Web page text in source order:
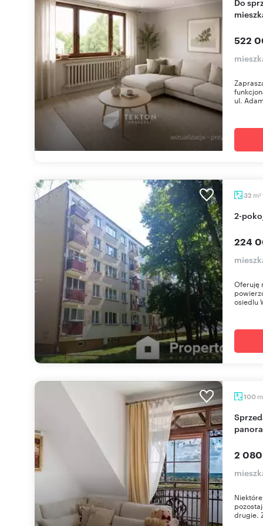
522
ul.
32 m2
2-
224
Oferuję
osiedlu
100 m
Sprzedam dwupoziomowe 100 m² apartament z
2
drugie.